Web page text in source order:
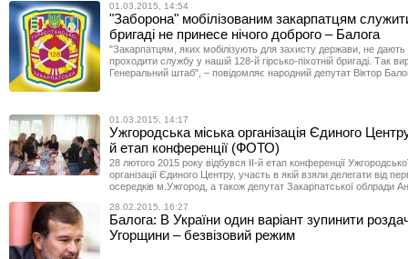
01.03.2015, 14:54
"Заборона" мобілізованим закарпатцям
бригаді не принесе нічого доброго – Балога
"Закарпатцям, яких мобілізують для захисту держави, не дають
проходити службу у нашій 128-й гірсько-піхотній бригаді. Так
Генеральний штаб", – повідомляє народний депутат Віктор
01.03.2015, 14:17
Ужгородська міська організація Єдиного
й етап конференції (ФОТО)
28 лютого 2015 року відбувся ІІ-й етап конференції
організації Єдиного Центру, участь в якій взяли делегати від
осередків м.Ужгород, а також депутат Закарпатської облради
28.02.2015, 16:27
Балога: В України один варіант зупинити
Угорщини – безвізовий режим